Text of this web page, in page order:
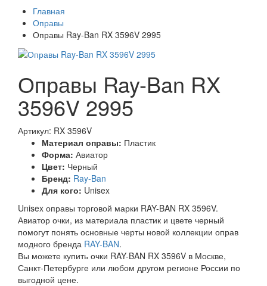
Главная
Оправы
Оправы Ray-Ban RX 3596V 2995
Оправы Ray-Ban RX
3596V 2995
Артикул: RX 3596V
Материал оправы: Пластик
Форма: Авиатор
Цвет: Черный
Бренд: Ray-Ban
Для кого: Unisex
Unisex оправы торговой марки RAY-BAN RX 3596V.
Авиатор очки, из материала пластик и цвете черный
помогут понять основные черты новой коллекции оправ
модного бренда RAY-BAN.
Вы можете купить очки RAY-BAN RX 3596V в Москве,
Санкт-Петербурге или любом другом регионе России по
выгодной цене.